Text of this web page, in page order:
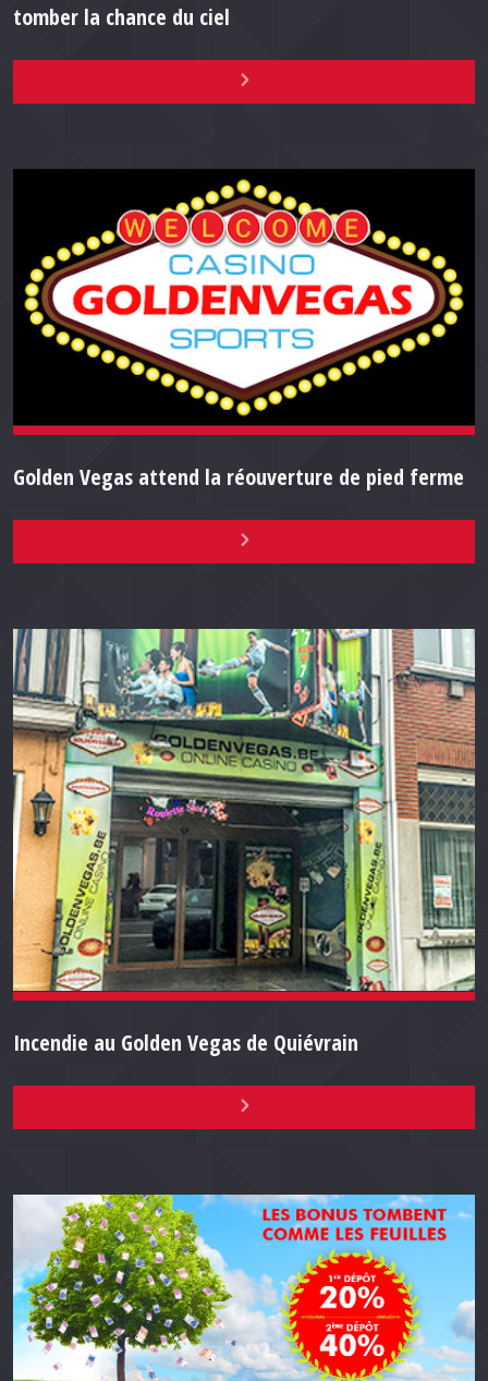
tomber la chance du ciel
Golden Vegas attend la réouverture de pied ferme
Incendie au Golden Vegas de Quiévrain